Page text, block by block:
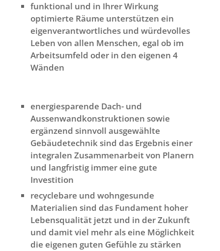
funktional und in Ihrer Wirkung
optimierte Räume unterstützen ein
eigenverantwortliches und würdevolles
Leben von allen Menschen, egal ob im
Arbeitsumfeld oder in den eigenen 4
Wänden
energiesparende Dach- und
Aussenwandkonstruktionen sowie
ergänzend sinnvoll ausgewählte
Gebäudetechnik sind das Ergebnis einer
integralen Zusammenarbeit von Planern
und langfristig immer eine gute
Investition
recyclebare und wohngesunde
Materialien sind das Fundament hoher
Lebensqualität jetzt und in der Zukunft
und damit viel mehr als eine Möglichkeit
die eigenen guten Gefühle zu stärken